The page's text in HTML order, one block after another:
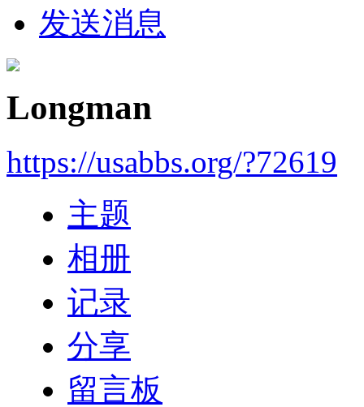
发送消息
Longman
https://usabbs.org/?72619
主题
相册
记录
分享
留言板